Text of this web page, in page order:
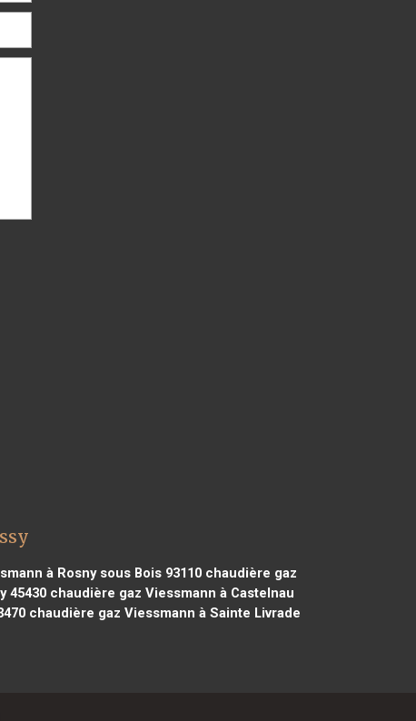
à Rosny sous Bois 93110chaudière gaz
45430chaudière gaz Viessmann à Castelnau
chaudière gaz Viessmann à Sainte Livrade